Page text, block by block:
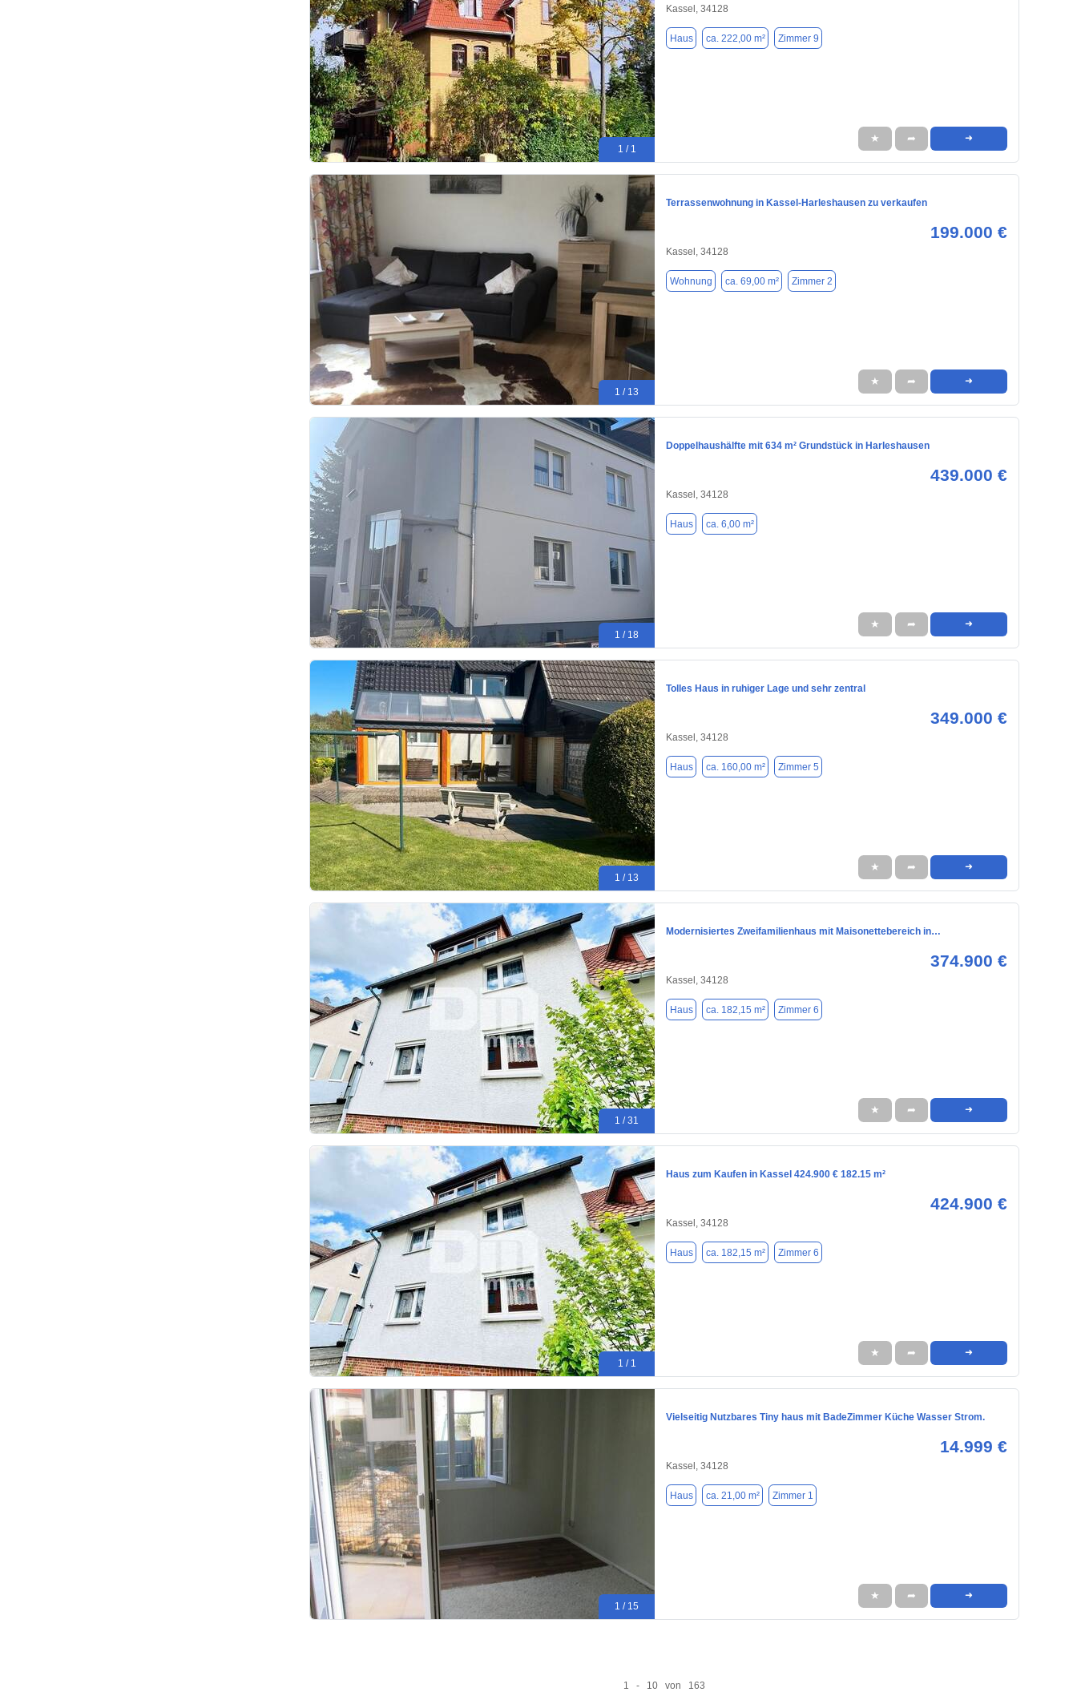
1 / 1
Kassel, 34128
Haus ca. 222,00 m² Zimmer 9
★ ➦ ➜
1 / 13
Terrassenwohnung in Kassel-Harleshausen zu verkaufen
199.000 €
Kassel, 34128
Wohnung ca. 69,00 m² Zimmer 2
★ ➦ ➜
1 / 18
Doppelhaushälfte mit 634 m² Grundstück in Harleshausen
439.000 €
Kassel, 34128
Haus ca. 6,00 m²
★ ➦ ➜
1 / 13
Tolles Haus in ruhiger Lage und sehr zentral
349.000 €
Kassel, 34128
Haus ca. 160,00 m² Zimmer 5
★ ➦ ➜
1 / 31
Modernisiertes Zweifamilienhaus mit Maisonettebereich in…
374.900 €
Kassel, 34128
Haus ca. 182,15 m² Zimmer 6
★ ➦ ➜
1 / 1
Haus zum Kaufen in Kassel 424.900 € 182.15 m²
424.900 €
Kassel, 34128
Haus ca. 182,15 m² Zimmer 6
★ ➦ ➜
1 / 15
Vielseitig Nutzbares Tiny haus mit BadeZimmer Küche Wasser Strom.
14.999 €
Kassel, 34128
Haus ca. 21,00 m² Zimmer 1
★ ➦ ➜
1 - 10 von 163